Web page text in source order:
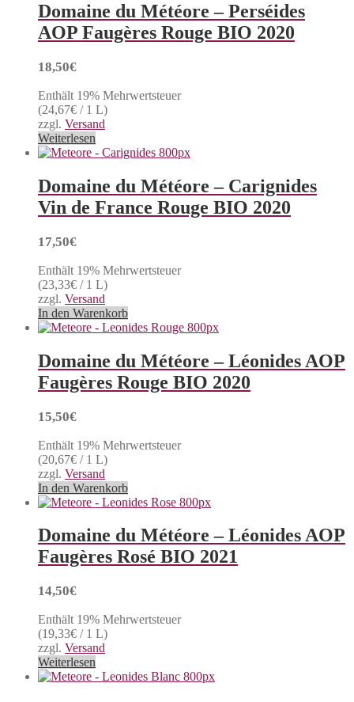
Domaine du Météore – Perséides
AOP Faugères Rouge BIO 2020
18,50€
Enthält 19% Mehrwertsteuer
(24,67€ / 1 L)
zzgl. Versand
Weiterlesen
Domaine du Météore – Carignides
Vin de France Rouge BIO 2020
17,50€
Enthält 19% Mehrwertsteuer
(23,33€ / 1 L)
zzgl. Versand
In den Warenkorb
Domaine du Météore – Léonides AOP
Faugères Rouge BIO 2020
15,50€
Enthält 19% Mehrwertsteuer
(20,67€ / 1 L)
zzgl. Versand
In den Warenkorb
Domaine du Météore – Léonides AOP
Faugères Rosé BIO 2021
14,50€
Enthält 19% Mehrwertsteuer
(19,33€ / 1 L)
zzgl. Versand
Weiterlesen